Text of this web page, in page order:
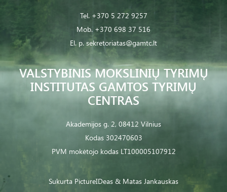
VALSTYBINIS MOKSLINIŲ TYRIMŲ
INSTITUTAS GAMTOS TYRIMŲ
CENTRAS
Akademijos g. 2, 08412 Vilnius
Kodas 302470603
PVM mokėtojo kodas LT100005107912
Tel. +370 5 272 9257
Mob. +370 698 37 516
El. p. sekretoriatas@gamtc.lt
Sukurta PictureIDeas & Matas Jankauskas